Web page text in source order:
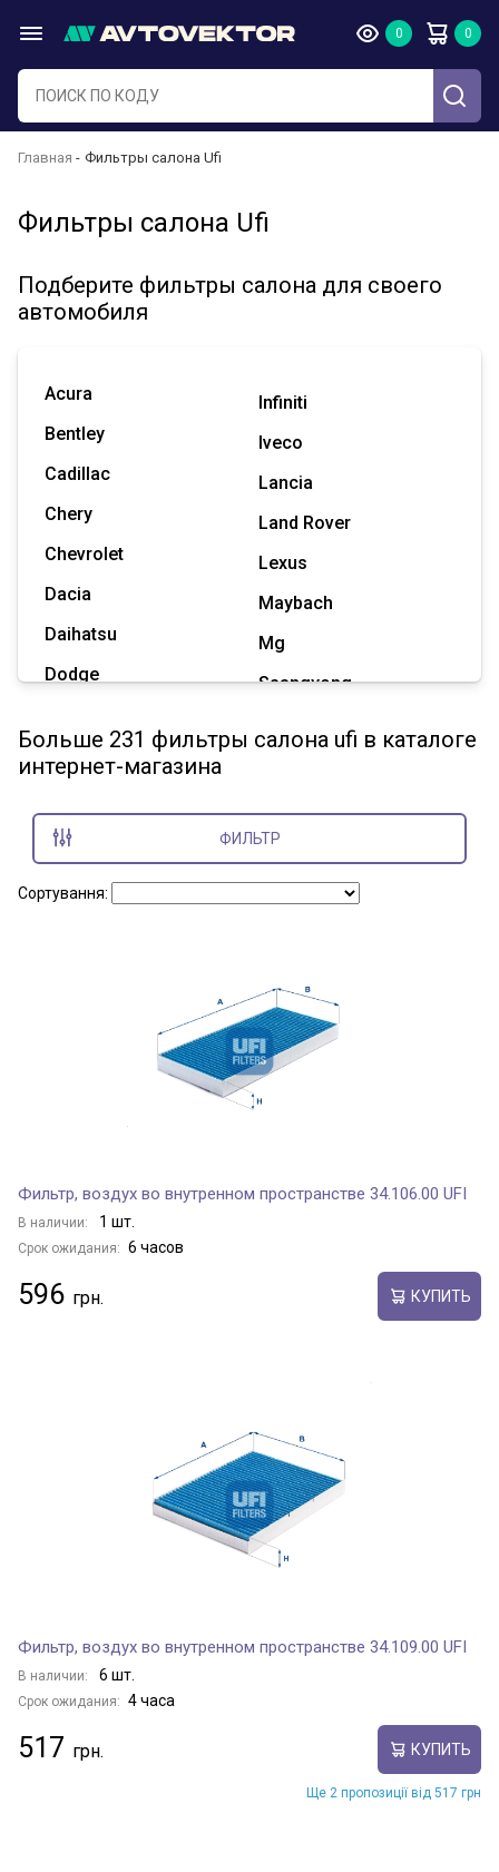
Главная Фильтры салона Ufi
Фильтры салона Ufi
Подберите фильтры салона для своего
автомобиля
Acura
Bentley
Cadillac
Chery
Chevrolet
Dacia
Daihatsu
Dodge
Great Wall
Hummer
Infiniti
Iveco
Lancia
Land Rover
Lexus
Maybach
Mg
Ssangyong
Показать все марки
Больше 231 фильтры салона ufi в каталоге
интернет-магазина
ФИЛЬТР
Сортування:
Фильтр, воздух во внутренном пространстве 34.106.00 UFI
В наличии: 1 шт.
Срок ожидания: 6 часов
596 КУПИТЬ
Фильтр, воздух во внутренном пространстве 34.109.00 UFI
В наличии: 6 шт.
Срок ожидания: 4 часа
517 КУПИТЬ
Ще 2 пропозиції від 517 грн